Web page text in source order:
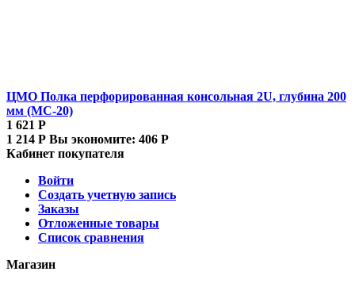
ЦМО Полка перфорированная консольная 2U, глубина 200
мм (МС-20)
1 621 Р
1 214 Р Вы экономите: 406 Р
Кабинет покупателя
Войти
Создать учетную запись
Заказы
Отложенные товары
Список сравнения
Магазин